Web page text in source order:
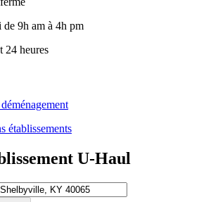
9h am à 4h pm
24 heures
établissements
U-Haul